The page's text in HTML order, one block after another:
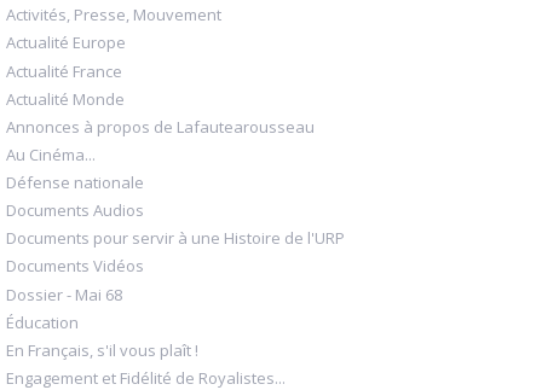
Activités, Presse, Mouvement
Actualité Europe
Actualité France
Actualité Monde
Annonces à propos de Lafautearousseau
Au Cinéma...
Défense nationale
Documents Audios
Documents pour servir à une Histoire de l'URP
Documents Vidéos
Dossier - Mai 68
Éducation
En Français, s'il vous plaît !
Engagement et Fidélité de Royalistes...